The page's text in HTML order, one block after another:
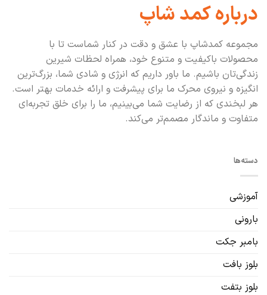
درباره کمد شاپ
مجموعه کمدشاپ با عشق و دقت در کنار شماست تا با
محصولات باکیفیت و متنوع خود، همراه لحظات شیرین
زندگی‌تان باشیم. ما باور داریم که انرژی و شادی شما، بزرگ‌ترین
انگیزه و نیروی محرک ما برای پیشرفت و ارائه خدمات بهتر است.
هر لبخندی که از رضایت شما می‌بینیم، ما را برای خلق تجربه‌ای
متفاوت و ماندگار مصمم‌تر می‌کند.
دسته‌ها
آموزشی
بارونی
بامبر جکت
بلوز بافت
بلوز بتفت